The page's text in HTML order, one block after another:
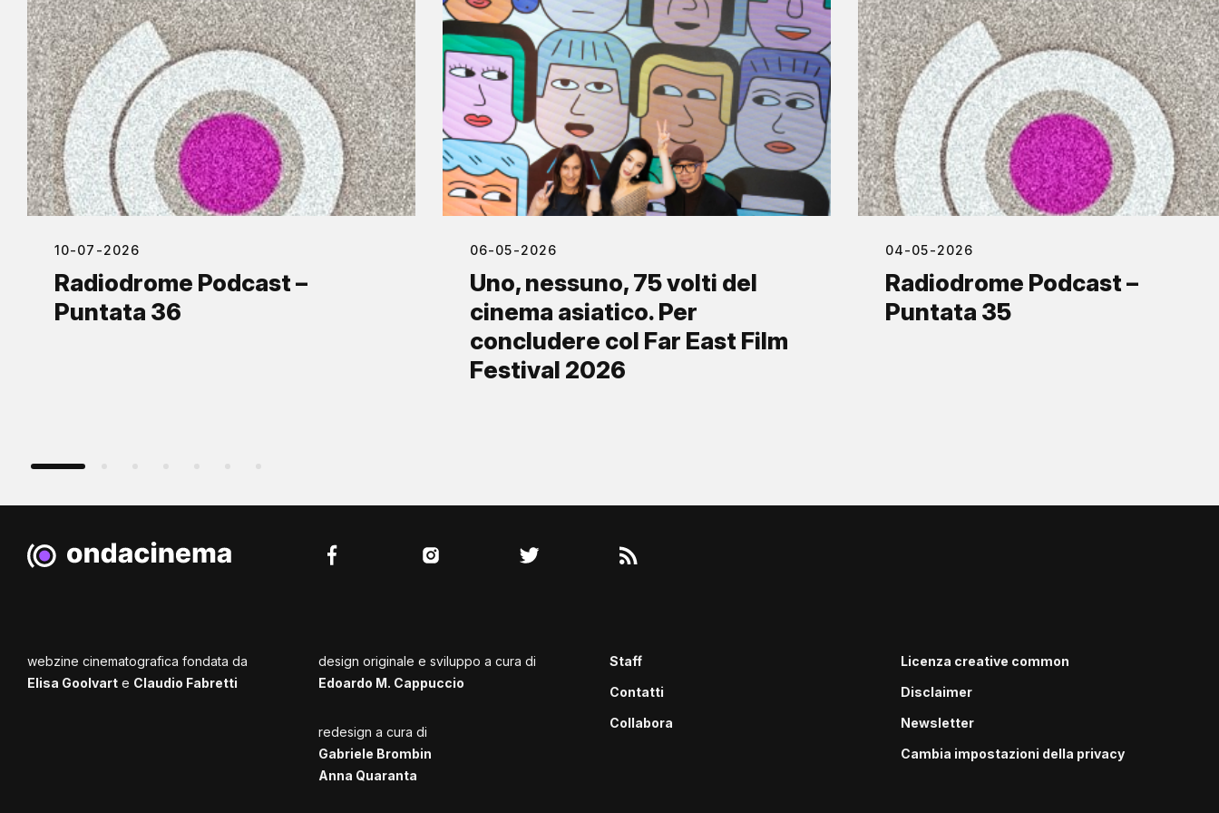
10-07-2026
Radiodrome Podcast –
Puntata 36
06-05-2026
Uno, nessuno, 75 volti del
cinema asiatico. Per
concludere col Far East Film
Festival 2026
04-05-2026
Radiodrome Podcast –
Puntata 35
webzine cinematografica fondata da
Elisa Goolvart e Claudio Fabretti
design originale e sviluppo a cura di
Edoardo M. Cappuccio
redesign a cura di
Gabriele Brombin
Anna Quaranta
Staff
Contatti
Collabora
Licenza creative common
Disclaimer
Newsletter
Cambia impostazioni della privacy